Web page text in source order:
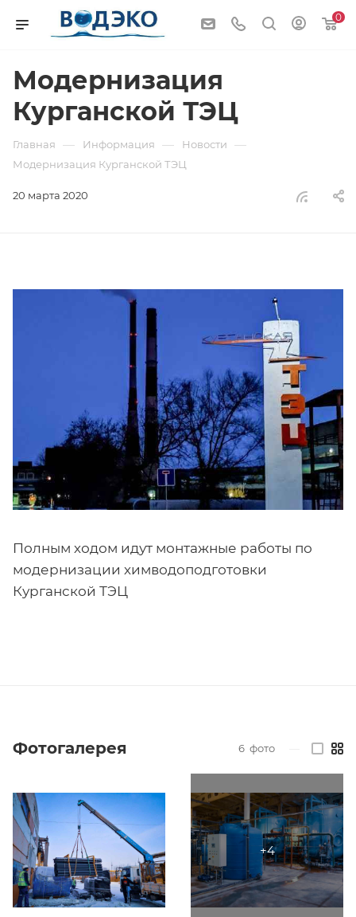
0
Модернизация
Курганской ТЭЦ
Главная — Информация — Новости —
Модернизация Курганской ТЭЦ
20 марта 2020
Полным ходом идут монтажные работы по
модернизации химводоподготовки
Курганской ТЭЦ
Фотогалерея 6 фото